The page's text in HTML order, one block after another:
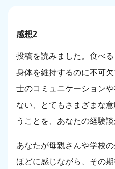
感想2
投稿を読みました。食べ
身体を維持するのに不可
士のコミュニケーション
ない、とてもさまざまな
うことを、あなたの経験
あなたが母親さんや学校
ほどに感じながら、その